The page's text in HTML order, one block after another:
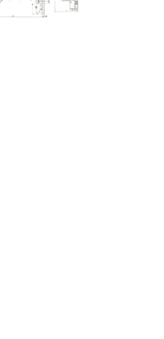
(19.5)
22
(22.5)
25